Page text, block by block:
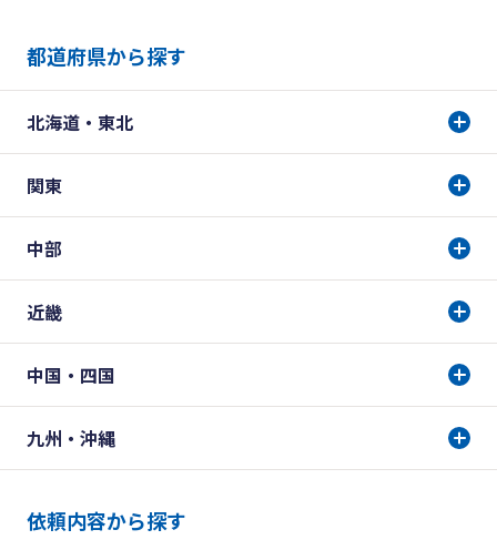
都道府県から探す
北海道・東北
関東
中部
近畿
中国・四国
九州・沖縄
依頼内容から探す